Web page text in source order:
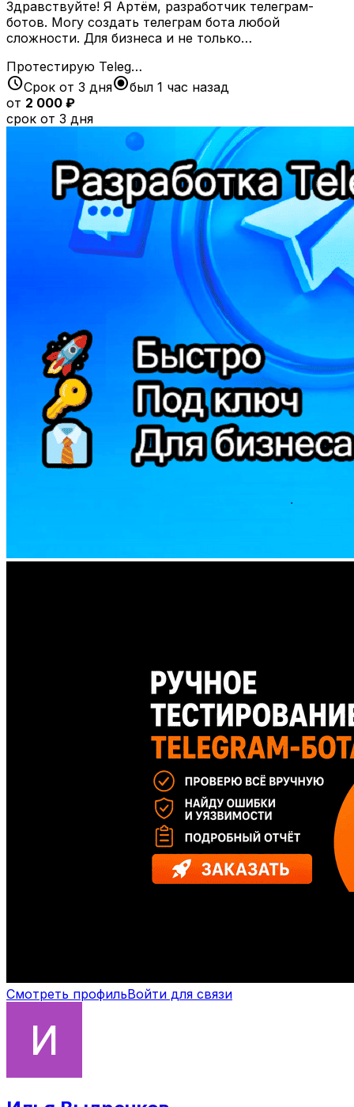
Здравствуйте! Я Артём, разработчик телеграм-
ботов. Могу создать телеграм бота любой
сложности. Для бизнеса и не только…
Протестирую Teleg…
scheduleСрок от 3 дняradio_button_checkedбыл 1 час назад
от 2 000 ₽
срок от 3 дня
Смотреть профильВойти для связи